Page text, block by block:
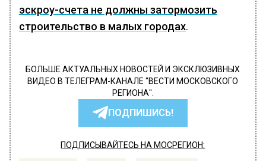
эскроу-счета не должны затормозить
строительство в малых городах.
БОЛЬШЕ АКТУАЛЬНЫХ НОВОСТЕЙ И ЭКСКЛЮЗИВНЫХ
ВИДЕО В ТЕЛЕГРАМ-КАНАЛЕ "ВЕСТИ МОСКОВСКОГО
РЕГИОНА".
ПОДПИШИСЬ!
ПОДПИСЫВАЙТЕСЬ НА МОСРЕГИОН: